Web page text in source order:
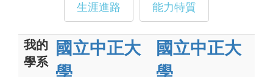
生涯進路 能力特質
我的
學系
國立中正大
學
國立中正大
學